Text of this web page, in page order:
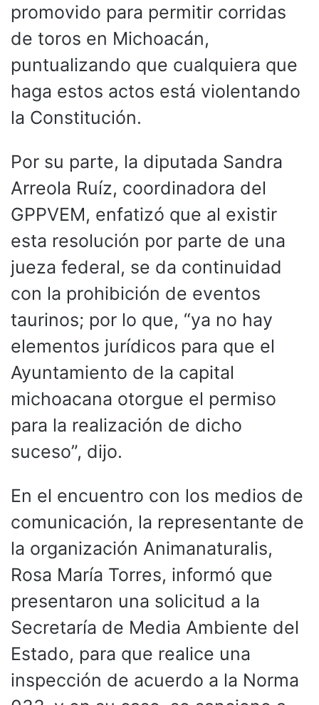
promovido para permitir corridas
de toros en Michoacán,
puntualizando que cualquiera que
haga estos actos está violentando
la Constitución.
Por su parte, la diputada Sandra
Arreola Ruíz, coordinadora del
GPPVEM, enfatizó que al existir
esta resolución por parte de una
jueza federal, se da continuidad
con la prohibición de eventos
taurinos; por lo que, “ya no hay
elementos jurídicos para que el
Ayuntamiento de la capital
michoacana otorgue el permiso
para la realización de dicho
suceso”, dijo.
En el encuentro con los medios de
comunicación, la representante de
la organización Animanaturalis,
Rosa María Torres, informó que
presentaron una solicitud a la
Secretaría de Media Ambiente del
Estado, para que realice una
inspección de acuerdo a la Norma